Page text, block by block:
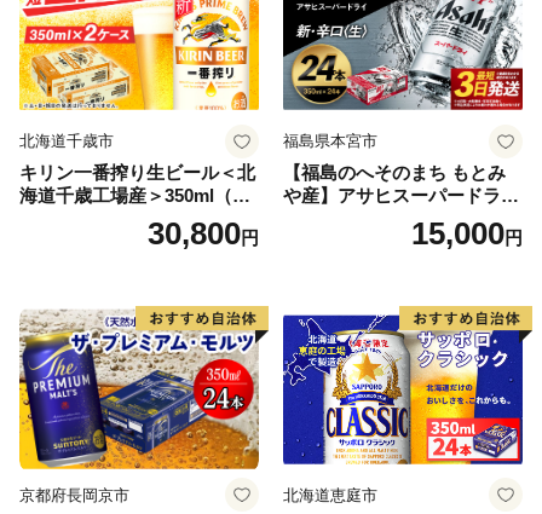
北海道千歳市
キリン一番搾り生ビール＜北
海道千歳工場産＞350ml（24
30,800円
福島県本宮市
【福島のへそのまち もとみ
や産】アサヒスーパードライ
350ml×24本 合計8.4L 1ケー
ス アルコール度数5% 缶ビー
口 送料無料 カメイ 本宮市
【07214-0206】
15,000円
京都府長岡京市 北海道恵庭市